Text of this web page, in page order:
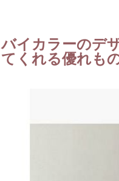
バイカラーのデ
てくれる優れも